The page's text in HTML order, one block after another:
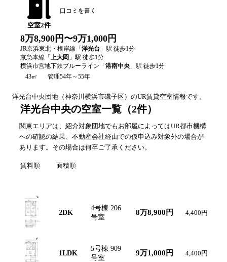
空室2件
口コミを書く
8万8,900円〜9万1,000円
JR京浜東北・根岸線 「洋光台 」駅 徒歩1分
京急本線 「上大岡 」駅 徒歩1分
横浜市営地下鉄ブルーライン 「港南中央 」駅 徒歩1分
43㎡
管理54年～55年
洋光台中央団地（神奈川 横浜市磯子区）のUR賃貸空室情報です。
洋光台中央の空室一覧 （2件）
関東エリアは、紹介対象団地でもお部屋によってはUR都市機構
への確認の結果、不動産会社経由での仮申込み対象外の場合が
あります。その場合は何卒ご了承ください。
賃料順 面積順
2DK
4号棟 206
号室
8万8,900円 4,400円
1LDK
5号棟 909
号室
9万1,000円 4,400円